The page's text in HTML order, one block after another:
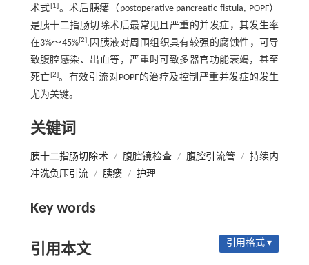
术式[1]。术后胰瘘（postoperative pancreatic fistula, POPF）
是胰十二指肠切除术后最常见且严重的并发症，其发生率
在3%～45%[2],因胰液对周围组织具有较强的腐蚀性，可导
致腹腔感染、出血等，严重时可致多器官功能衰竭，甚至
死亡[2]。有效引流对POPF的治疗及控制严重并发症的发生
尤为关键。
关键词
胰十二指肠切除术 / 腹腔镜检查 / 腹腔引流管 / 持续内
冲洗负压引流 / 胰瘘 / 护理
Key words
引用本文 引用格式 ▾